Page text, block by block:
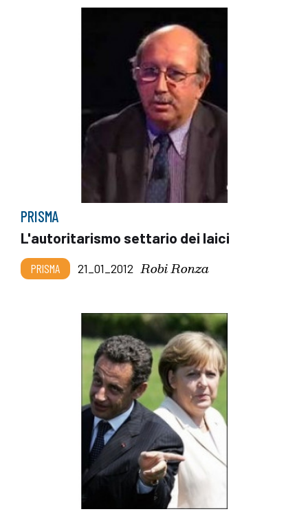
PRISMA
L'autoritarismo settario dei laici
PRISMA 21_01_2012 Robi Ronza